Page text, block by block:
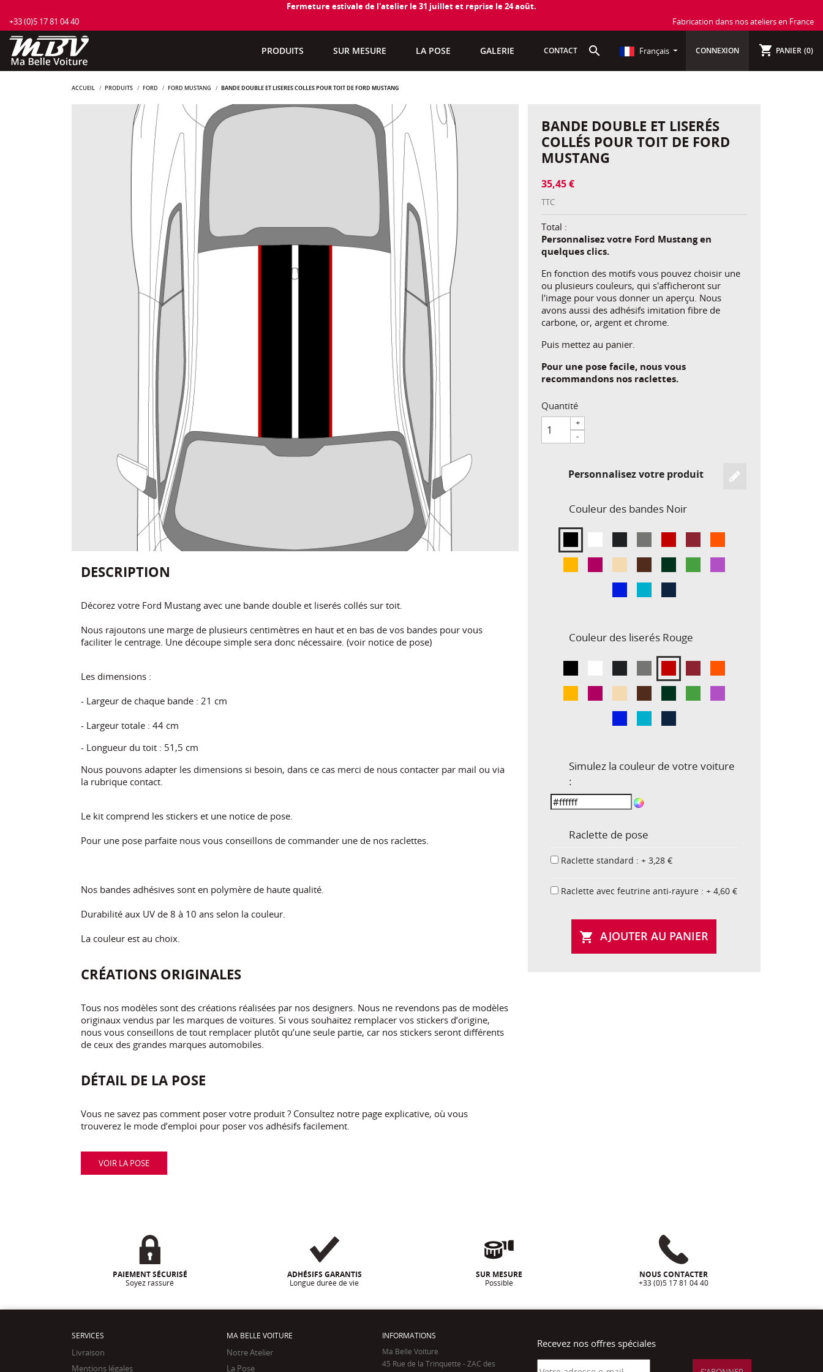
Fermeture estivale de l'atelier le 31 juillet et reprise le 24 août.
+33 (0)5 17 81 04 40
Fabrication dans nos ateliers en France
PRODUITS SUR MESURE LA POSE GALERIE CONTACT search Français CONNEXION shopping_cart PANIER (0)
ACCUEIL PRODUITS FORD FORD MUSTANG BANDE DOUBLE ET LISERÉS COLLÉS POUR TOIT DE FORD MUSTANG
DESCRIPTION
Décorez votre Ford Mustang avec une bande double et liserés collés sur toit.
Nous rajoutons une marge de plusieurs centimètres en haut et en bas de vos bandes pour vous
faciliter le centrage. Une découpe simple sera donc nécessaire. (voir notice de pose)
Les dimensions :
- Largeur de chaque bande : 21 cm
- Largeur totale : 44 cm
- Longueur du toit : 51,5 cm
Nous pouvons adapter les dimensions si besoin, dans ce cas merci de nous contacter par mail ou via
la rubrique contact.
Le kit comprend les stickers et une notice de pose.
Pour une pose parfaite nous vous conseillons de commander une de nos raclettes.
Nos bandes adhésives sont en polymère de haute qualité.
Durabilité aux UV de 8 à 10 ans selon la couleur.
La couleur est au choix.
CRÉATIONS ORIGINALES
Tous nos modèles sont des créations réalisées par nos designers. Nous ne revendons pas de modèles
originaux vendus par les marques de voitures. Si vous souhaitez remplacer vos stickers d’origine,
nous vous conseillons de tout remplacer plutôt qu’une seule partie, car nos stickers seront différents
de ceux des grandes marques automobiles.
DÉTAIL DE LA POSE
Vous ne savez pas comment poser votre produit ? Consultez notre page explicative, où vous
trouverez le mode d’emploi pour poser vos adhésifs facilement.
VOIR LA POSE
BANDE DOUBLE ET LISERÉS
COLLÉS POUR TOIT DE FORD
MUSTANG
35,45 €
TTC
Total :
Personnalisez votre Ford Mustang en
quelques clics.
En fonction des motifs vous pouvez choisir une
ou plusieurs couleurs, qui s'afficheront sur
l'image pour vous donner un aperçu. Nous
avons aussi des adhésifs imitation fibre de
carbone, or, argent et chrome.
Puis mettez au panier.
Pour une pose facile, nous vous
recommandons nos raclettes.
Quantité
+
-
Personnalisez votre produit
Couleur des bandes Noir
Couleur des liserés Rouge
Simulez la couleur de votre voiture
:
Raclette de pose
Raclette standard : + 3,28 €
Raclette avec feutrine anti-rayure : + 4,60 €
 AJOUTER AU PANIER
PAIEMENT SÉCURISÉ
Soyez rassuré
ADHÉSIFS GARANTIS
Longue durée de vie
SUR MESURE
Possible
NOUS CONTACTER
+33 (0)5 17 81 04 40
SERVICES
Livraison
Mentions légales
MA BELLE VOITURE
Notre Atelier
La Pose
INFORMATIONS
Ma Belle Voiture
45 Rue de la Trinquette - ZAC des
Recevez nos offres spéciales